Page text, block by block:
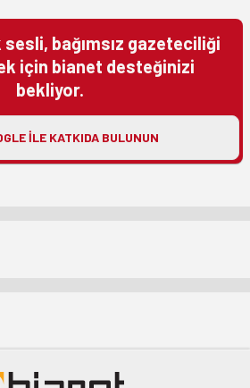
sesli, bağımsız gazeteciliği
için bianet desteğinizi
bekliyor.
ILE KATKIDA BULUNUN